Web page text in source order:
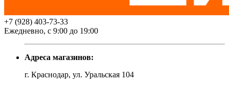
+7 (928) 403-73-33
Ежедневно, с 9:00 до 19:00
Адреса магазинов:
г. Краснодар, ул. Уральская 104